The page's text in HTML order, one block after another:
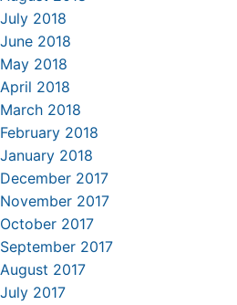
July 2018
June 2018
May 2018
April 2018
March 2018
February 2018
January 2018
December 2017
November 2017
October 2017
September 2017
August 2017
July 2017